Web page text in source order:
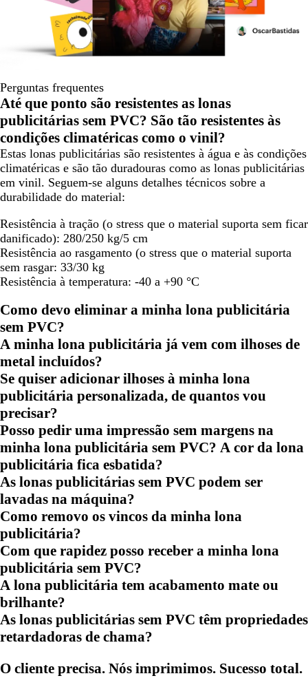
Perguntas frequentes
Até que ponto são resistentes as lonas
publicitárias sem PVC? São tão resistentes às
condições climatéricas como o vinil?
Estas lonas publicitárias são resistentes à água e às condições
climatéricas e são tão duradouras como as lonas publicitárias
em vinil. Seguem-se alguns detalhes técnicos sobre a
durabilidade do material:
Resistência à tração (o stress que o material suporta sem ficar
danificado): 280/250 kg/5 cm
Resistência ao rasgamento (o stress que o material suporta
sem rasgar: 33/30 kg
Resistência à temperatura: -40 a +90 °C
Como devo eliminar a minha lona publicitária
sem PVC?
A minha lona publicitária já vem com ilhoses de
metal incluídos?
Se quiser adicionar ilhoses à minha lona
publicitária personalizada, de quantos vou
precisar?
Posso pedir uma impressão sem margens na
minha lona publicitária sem PVC? A cor da lona
publicitária fica esbatida?
As lonas publicitárias sem PVC podem ser
lavadas na máquina?
Como removo os vincos da minha lona
publicitária?
Com que rapidez posso receber a minha lona
publicitária sem PVC?
A lona publicitária tem acabamento mate ou
brilhante?
As lonas publicitárias sem PVC têm propriedades
retardadoras de chama?
O cliente precisa. Nós imprimimos. Sucesso total.